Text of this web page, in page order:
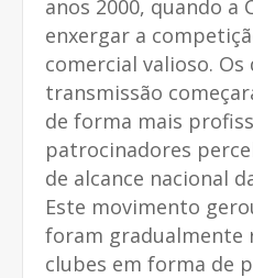
anos 2000, quando a
enxergar a
comercial valioso.
transmissão
de forma mais
patrocinadores
de alcance nacional
Este movimento
foram gradualmente
clubes em forma de